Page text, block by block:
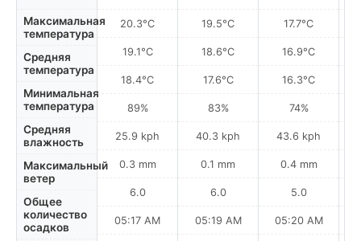
Максимальная
температура
Средняя
температура
Минимальная
температура
Средняя
влажность
Максимальный
ветер
Общее
количество
осадков
20.3°C
19.1°C
18.4°C
89%
25.9 kph
0.3 mm
6.0
05:17 AM
19.5°C
18.6°C
17.6°C
83%
40.3 kph
0.1 mm
6.0
05:19 AM
17.7°C
16.9°C
16.3°C
74%
43.6 kph
0.4 mm
5.0
05:20 AM